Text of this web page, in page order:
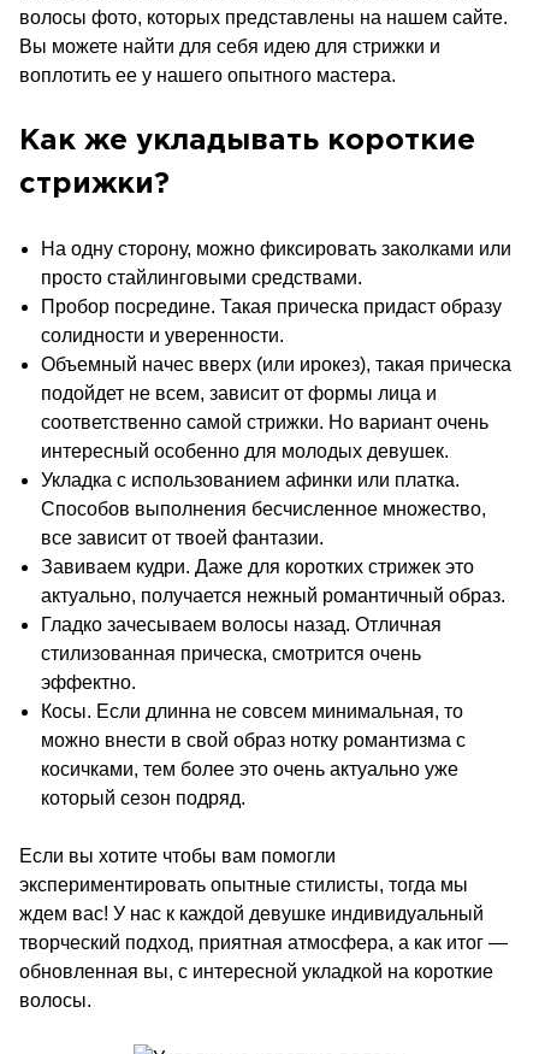
волосы фото, которых представлены на нашем сайте.
Вы можете найти для себя идею для стрижки и
воплотить ее у нашего опытного мастера.
Как же укладывать короткие
стрижки?
На одну сторону, можно фиксировать заколками или
просто стайлинговыми средствами.
Пробор посредине. Такая прическа придаст образу
солидности и уверенности.
Объемный начес вверх (или ирокез), такая прическа
подойдет не всем, зависит от формы лица и
соответственно самой стрижки. Но вариант очень
интересный особенно для молодых девушек.
Укладка с использованием афинки или платка.
Способов выполнения бесчисленное множество,
все зависит от твоей фантазии.
Завиваем кудри. Даже для коротких стрижек это
актуально, получается нежный романтичный образ.
Гладко зачесываем волосы назад. Отличная
стилизованная прическа, смотрится очень
эффектно.
Косы. Если длинна не совсем минимальная, то
можно внести в свой образ нотку романтизма с
косичками, тем более это очень актуально уже
который сезон подряд.
Если вы хотите чтобы вам помогли
экспериментировать опытные стилисты, тогда мы
ждем вас! У нас к каждой девушке индивидуальный
творческий подход, приятная атмосфера, а как итог —
обновленная вы, с интересной укладкой на короткие
волосы.